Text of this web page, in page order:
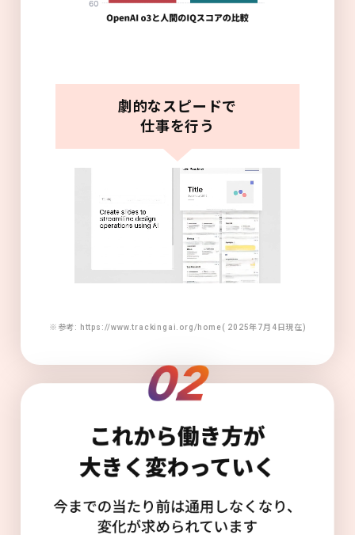
劇的なスピードで
仕事を行う
※参考: https://www.trackingai.org/home( 2025年7月4日現在)